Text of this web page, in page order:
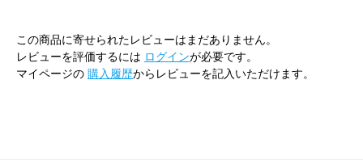
この商品に寄せられたレビューはまだありません。
レビューを評価するには ログインが必要です。
マイページの 購入履歴からレビューを記入いただけます。